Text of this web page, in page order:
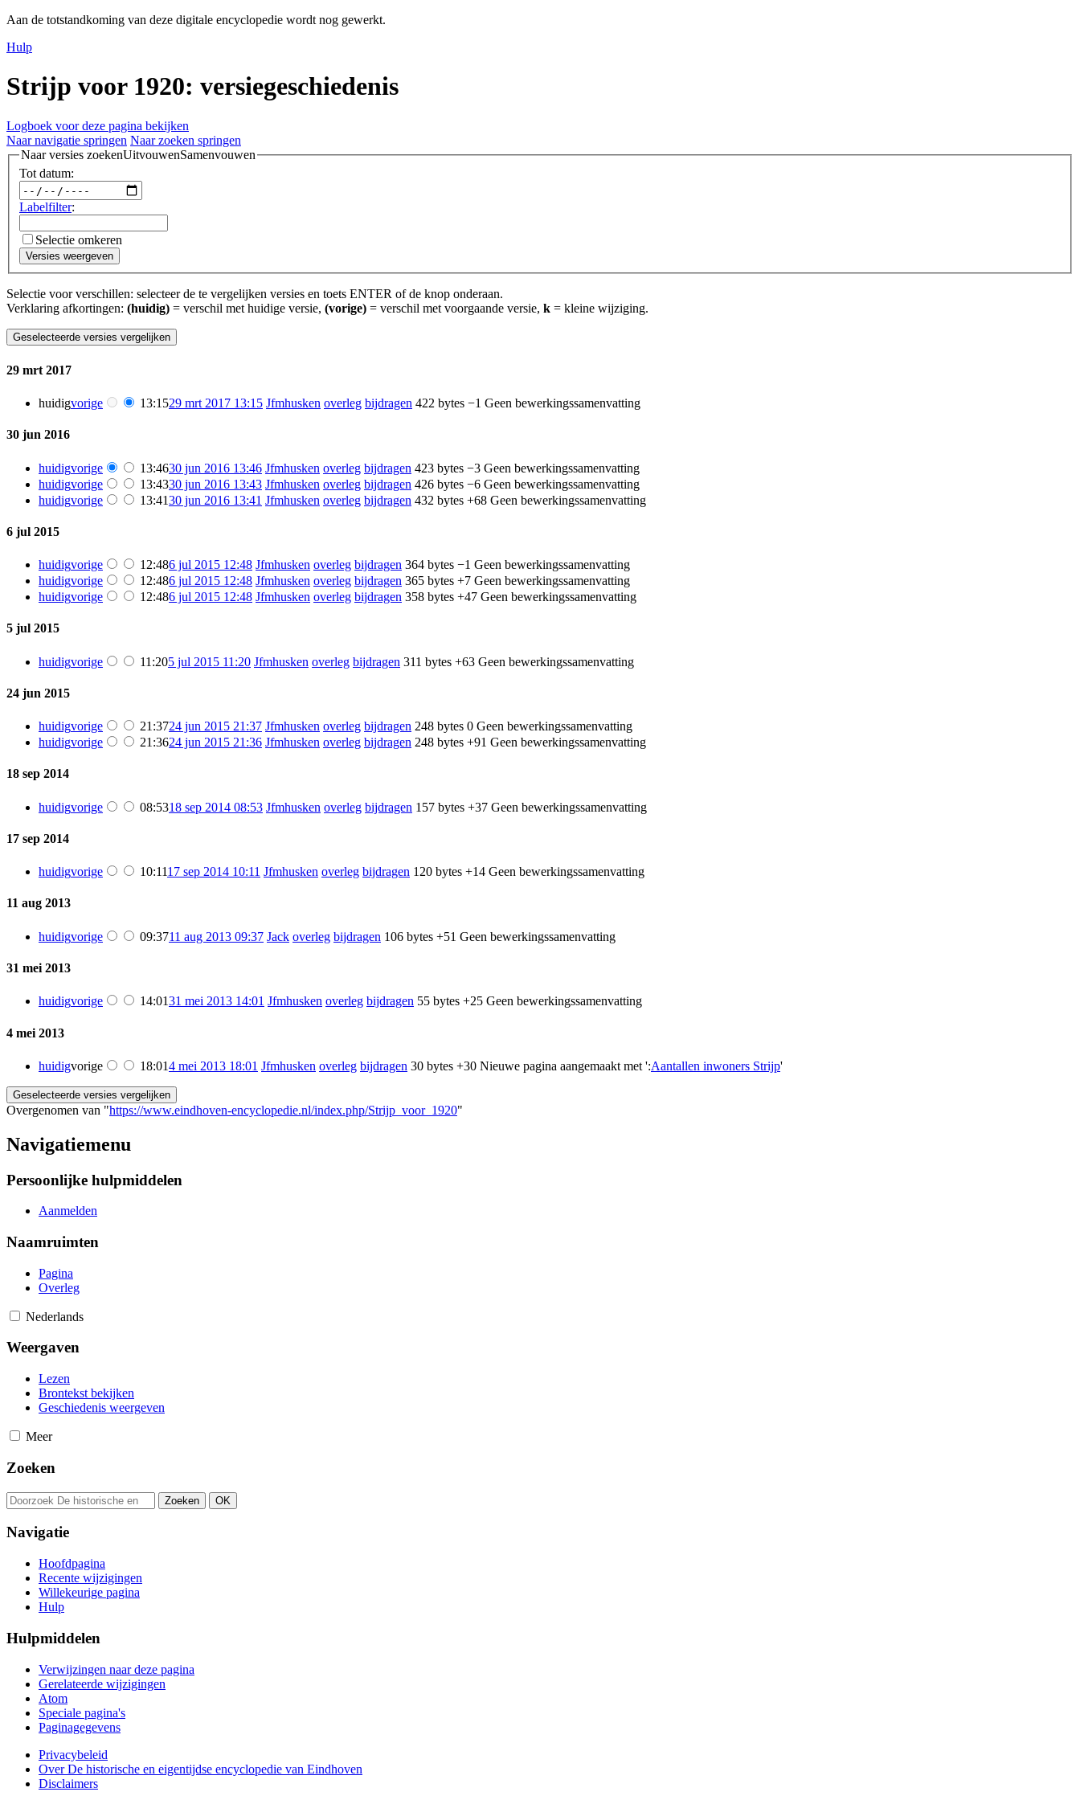
Aan de totstandkoming van deze digitale encyclopedie wordt nog gewerkt.
Hulp
Strijp voor 1920: versiegeschiedenis
Logboek voor deze pagina bekijken
Naar navigatie springen Naar zoeken springen
Naar versies zoekenUitvouwenSamenvouwen
Tot datum:
Labelfilter:
Selectie omkeren
Versies weergeven
Selectie voor verschillen: selecteer de te vergelijken versies en toets ENTER of de knop onderaan.
Verklaring afkortingen: (huidig) = verschil met huidige versie, (vorige) = verschil met voorgaande versie, k = kleine wijziging.
29 mrt 2017
huidigvorige 13:1529 mrt 2017 13:15 Jfmhusken overleg bijdragen 422 bytes −1 Geen bewerkingssamenvatting
30 jun 2016
huidigvorige 13:4630 jun 2016 13:46 Jfmhusken overleg bijdragen 423 bytes −3 Geen bewerkingssamenvatting
huidigvorige 13:4330 jun 2016 13:43 Jfmhusken overleg bijdragen 426 bytes −6 Geen bewerkingssamenvatting
huidigvorige 13:4130 jun 2016 13:41 Jfmhusken overleg bijdragen 432 bytes +68 Geen bewerkingssamenvatting
6 jul 2015
huidigvorige 12:486 jul 2015 12:48 Jfmhusken overleg bijdragen 364 bytes −1 Geen bewerkingssamenvatting
huidigvorige 12:486 jul 2015 12:48 Jfmhusken overleg bijdragen 365 bytes +7 Geen bewerkingssamenvatting
huidigvorige 12:486 jul 2015 12:48 Jfmhusken overleg bijdragen 358 bytes +47 Geen bewerkingssamenvatting
5 jul 2015
huidigvorige 11:205 jul 2015 11:20 Jfmhusken overleg bijdragen 311 bytes +63 Geen bewerkingssamenvatting
24 jun 2015
huidigvorige 21:3724 jun 2015 21:37 Jfmhusken overleg bijdragen 248 bytes 0 Geen bewerkingssamenvatting
huidigvorige 21:3624 jun 2015 21:36 Jfmhusken overleg bijdragen 248 bytes +91 Geen bewerkingssamenvatting
18 sep 2014
huidigvorige 08:5318 sep 2014 08:53 Jfmhusken overleg bijdragen 157 bytes +37 Geen bewerkingssamenvatting
17 sep 2014
huidigvorige 10:1117 sep 2014 10:11 Jfmhusken overleg bijdragen 120 bytes +14 Geen bewerkingssamenvatting
11 aug 2013
huidigvorige 09:3711 aug 2013 09:37 Jack overleg bijdragen 106 bytes +51 Geen bewerkingssamenvatting
31 mei 2013
huidigvorige 14:0131 mei 2013 14:01 Jfmhusken overleg bijdragen 55 bytes +25 Geen bewerkingssamenvatting
4 mei 2013
huidigvorige 18:014 mei 2013 18:01 Jfmhusken overleg bijdragen 30 bytes +30 Nieuwe pagina aangemaakt met ':Aantallen inwoners Strijp'
Overgenomen van "https://www.eindhoven-encyclopedie.nl/index.php/Strijp_voor_1920"
Navigatiemenu
Persoonlijke hulpmiddelen
Aanmelden
Naamruimten
Pagina
Overleg
Nederlands
Weergaven
Lezen
Brontekst bekijken
Geschiedenis weergeven
Meer
Zoeken
Navigatie
Hoofdpagina
Recente wijzigingen
Willekeurige pagina
Hulp
Hulpmiddelen
Verwijzingen naar deze pagina
Gerelateerde wijzigingen
Atom
Speciale pagina's
Paginagegevens
Privacybeleid
Over De historische en eigentijdse encyclopedie van Eindhoven
Disclaimers